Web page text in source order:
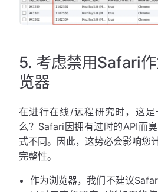
5. 考虑禁用Safari
览器
在进行在线/远程研究时，这
么？Safari因拥有过时的API而
式不同。因此，这势必会影响您
完整性。
作为浏览器，我们不建议